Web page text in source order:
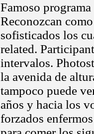
Famoso
Reconozcan
sofisticados los
related.
intervalos.
la avenida de
tampoco puede
años y hacia los
forzados